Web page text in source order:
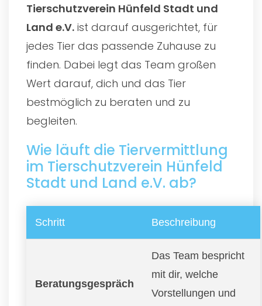
Tierschutzverein Hünfeld Stadt und
Land e.V. ist darauf ausgerichtet, für
jedes Tier das passende Zuhause zu
finden. Dabei legt das Team großen
Wert darauf, dich und das Tier
bestmöglich zu beraten und zu
begleiten.
Wie läuft die Tiervermittlung
im Tierschutzverein Hünfeld
Stadt und Land e.V. ab?
Schritt Beschreibung
Beratungsgespräch
Das Team bespricht
mit dir, welche
Vorstellungen und